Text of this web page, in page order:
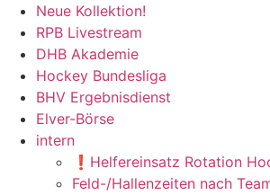
Zum
Inhalt
springen
Neue Kollektion!
RPB Livestream
DHB Akademie
Hockey Bundesliga
BHV Ergebnisdienst
Elver-Börse
intern
❗️Helfereinsatz Rotation
Feld-/Hallenzeiten nach